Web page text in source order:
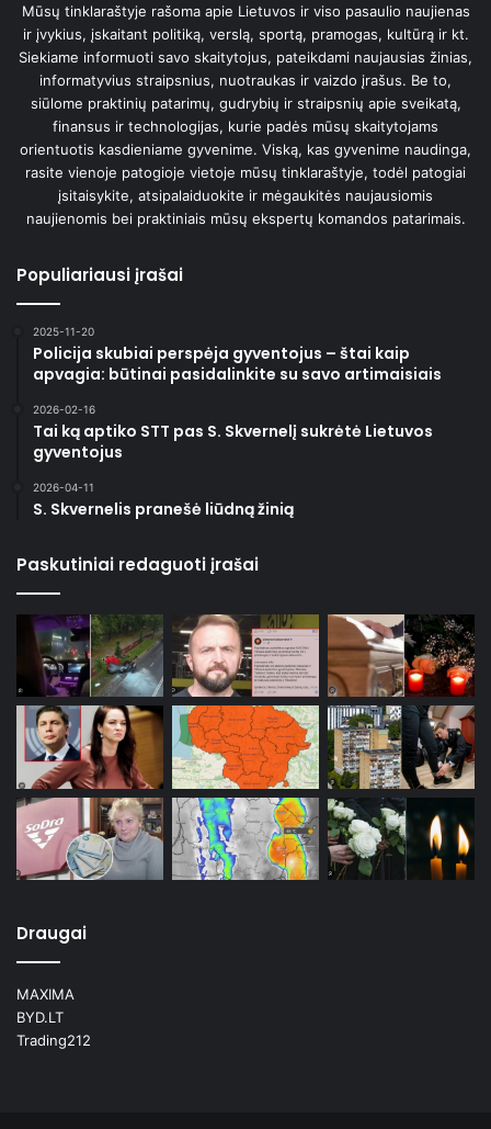
Mūsų tinklaraštyje rašoma apie Lietuvos ir viso pasaulio naujienas
ir įvykius, įskaitant politiką, verslą, sportą, pramogas, kultūrą ir kt.
Siekiame informuoti savo skaitytojus, pateikdami naujausias žinias,
informatyvius straipsnius, nuotraukas ir vaizdo įrašus. Be to,
siūlome praktinių patarimų, gudrybių ir straipsnių apie sveikatą,
finansus ir technologijas, kurie padės mūsų skaitytojams
orientuotis kasdieniame gyvenime. Viską, kas gyvenime naudinga,
rasite vienoje patogioje vietoje mūsų tinklaraštyje, todėl patogiai
įsitaisykite, atsipalaiduokite ir mėgaukitės naujausiomis
naujienomis bei praktiniais mūsų ekspertų komandos patarimais.
Populiariausi įrašai
2025-11-20
Policija skubiai perspėja gyventojus – štai kaip
apvagia: būtinai pasidalinkite su savo artimaisiais
2026-02-16
Tai ką aptiko STT pas S. Skvernelį sukrėtė Lietuvos
gyventojus
2026-04-11
S. Skvernelis pranešė liūdną žinią
Paskutiniai redaguoti įrašai
Draugai
MAXIMA
BYD.LT
Trading212